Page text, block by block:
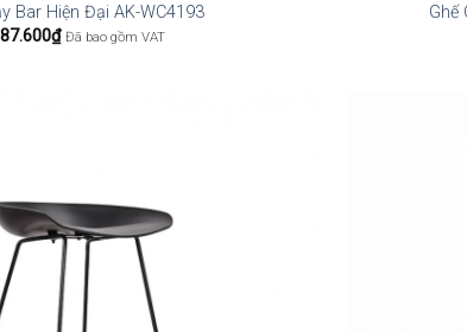
Bar Hiện Đại AK-WC4193
₫ Đã bao gồm VAT
Ghế